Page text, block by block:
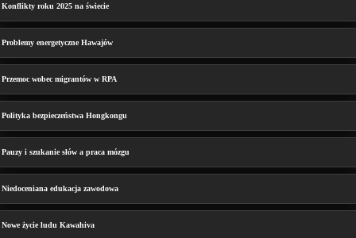
Konflikty roku 2025 na świecie
Problemy energetyczne Hawajów
Przemoc wobec migrantów w RPA
Polityka bezpieczeństwa Hongkongu
Pauzy i szukanie słów a praca mózgu
Niedoceniana edukacja zawodowa
Nowe życie ludu Kawahiva